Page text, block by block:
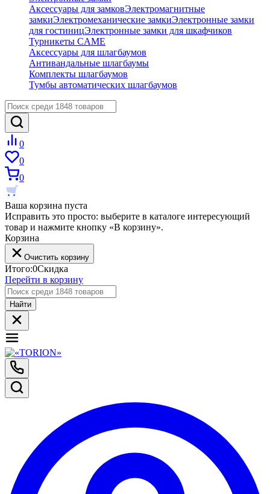
Аксессуары для замковЭлектромагнитные
замкиЭлектромеханические замкиЭлектронные замки
для гостиницЭлектронные замки для шкафчиков
Турникеты CAME
Аксессуары для шлагбаумов
Антивандальные шлагбаумы
Комплекты шлагбаумов
Тумбы автоматических шлагбаумов
0
0
0
Ваша корзина пуста
Исправить это просто: выберите в каталоге интересующий
товар и нажмите кнопку «В корзину».
Корзина
Очистить корзину
Итого:0Скидка
Перейти в корзину
Найти